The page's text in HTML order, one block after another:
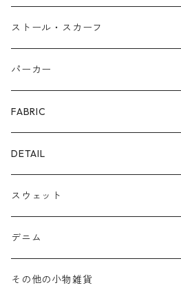
ピアス/イヤリング
リング
布帛
カゴ
ファー
ECOレザー/ファー/ムートン
サンダル/ミュール
スニーカー/カジュアルシューズ
パンプス/綺麗めシューズ
ブーツ
ストール・スカーフ
パーカー
FABRIC
裏毛スウェット
爆暖フリース裏起毛
ボア
デニム
DETAIL
ロゴ
前後２WAY
スウェット
デニム
その他の小物雑貨